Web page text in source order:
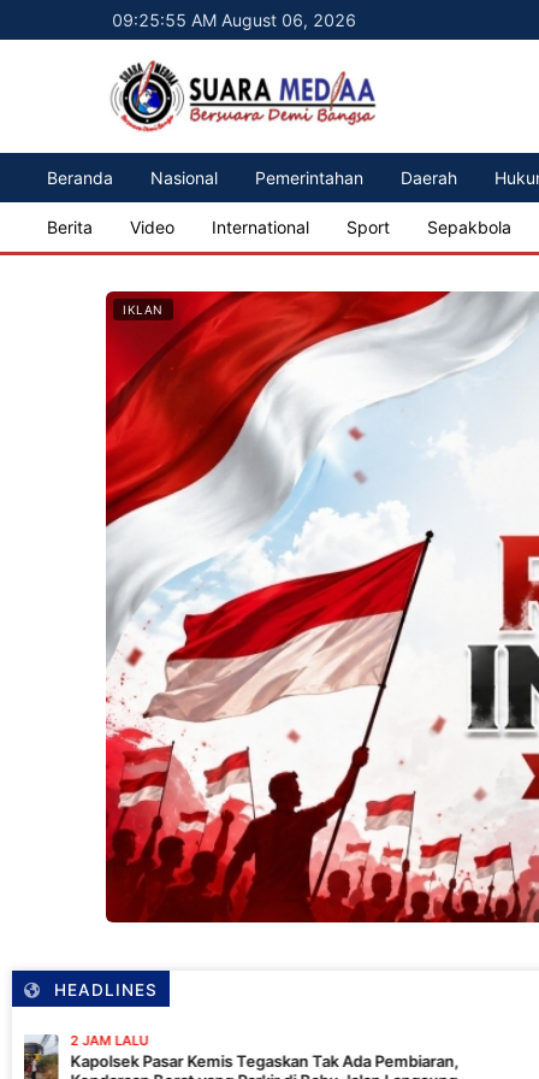
09:25:57 AM August 06, 2026
Beranda Nasional Pemerintahan Daerah
Berita Video International Sport Sepakbola
IKLAN
HEADLINES
Kemis Tegaskan Tak Ada Pembiaran,
2